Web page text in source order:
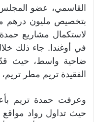
القاسمي، عضو
بتخصيص مليون درهم
لاستكمال مشاريع
في أوغندا. جاء ذلك
ضاحية واسط، حيث
الفقيدة تريم مطر
وعرفت حمدة تريم
حيث تداول رواد مواقع